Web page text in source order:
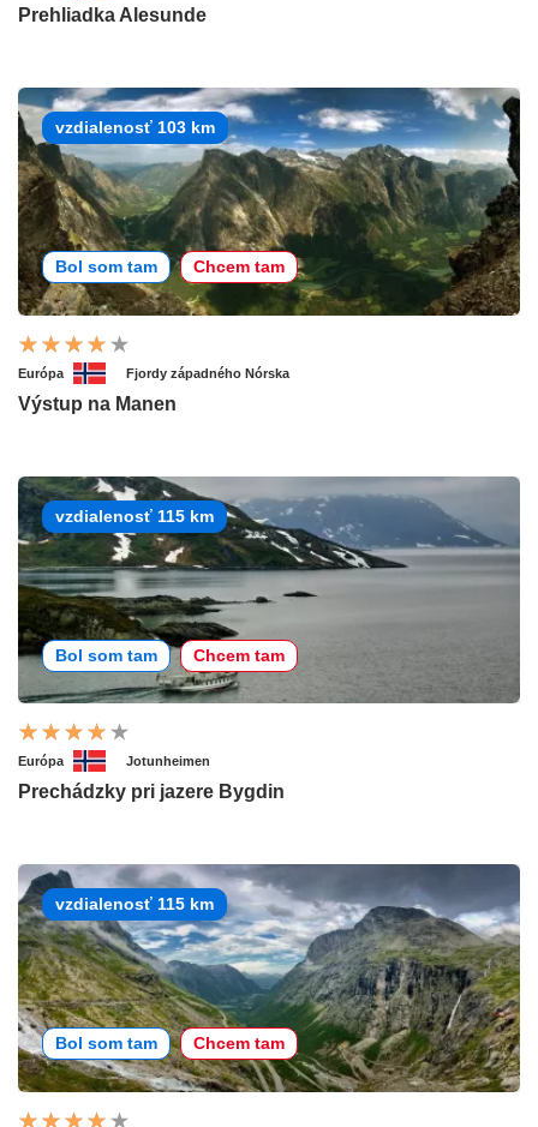
Prehliadka Alesunde
vzdialenosť 103 km
Bol som tam Chcem tam
Európa Fjordy západného Nórska
Výstup na Manen
vzdialenosť 115 km
Bol som tam Chcem tam
Európa Jotunheimen
Prechádzky pri jazere Bygdin
vzdialenosť 115 km
Bol som tam Chcem tam